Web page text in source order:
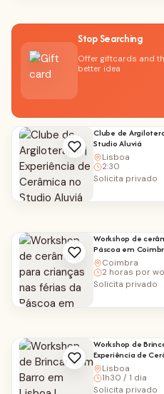
Stop Searching
Offer giftcards and
better idea
Clube de
Studio Aluviá
Lisboa
2:30
Solicita privado
Workshop de
Páscoa em
Coimbra
2 horas por
Solicita privado
Workshop de
Experiência de
Lisboa
1h30 / 1 dia
Solicita privado